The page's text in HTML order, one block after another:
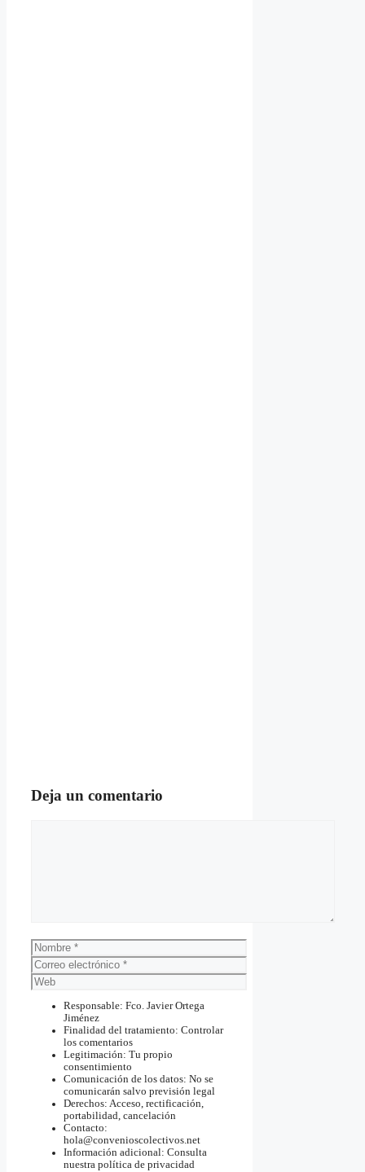
Deja un comentario
Nombre
Correo
electrónico
Web
Responsable: Fco. Javier Ortega
Jiménez
Finalidad del tratamiento: Controlar
los comentarios
Legitimación: Tu propio
consentimiento
Comunicación de los datos: No se
comunicarán salvo previsión legal
Derechos: Acceso, rectificación,
portabilidad, cancelación
Contacto:
hola@convenioscolectivos.net
Información adicional: Consulta
nuestra política de privacidad